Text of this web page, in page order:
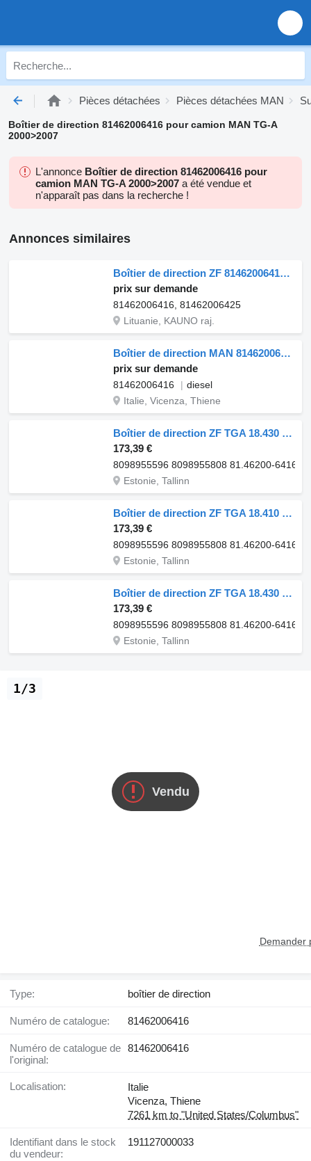
Pièces détachées Pièces détachées MAN
Boîtier de direction 81462006416 pour camion MAN TG-A
2000>2007
L'annonce Boîtier de direction 81462006416 pour
camion MAN TG-A 2000>2007 a été vendue et
n'apparaît pas dans la recherche !
Annonces similaires
Boîtier de direction ZF 81462006416 pour tracteur routier MAN TGA TGX
prix sur demande
81462006416, 81462006425
Lituanie, KAUNO raj.
Boîtier de direction MAN 81462006416 pour camion MAN TGX
prix sur demande
81462006416
diesel
Italie, Vicenza, Thiene
Boîtier de direction ZF TGA 18.430 (01.00-) 8098955596 pour tracteur routier MAN 4-series, TGA (1993-2009)
173,39 €
8098955596 8098955808 81.46200-6416
Estonie, Tallinn
Boîtier de direction ZF TGA 18.410 (01.00-) 8098955596 pour tracteur routier MAN 4-series, TGA (1993-2009)
173,39 €
8098955596 8098955808 81.46200-6416
Estonie, Tallinn
Boîtier de direction ZF TGA 18.430 (01.00-) 8098955596 pour tracteur routier MAN 4-series, TGA (1993-2009)
173,39 €
8098955596 8098955808 81.46200-6416
Estonie, Tallinn
Vendu
Demander
1/3
Type: boîtier de direction
Numéro de catalogue: 81462006416
Numéro de catalogue de
l'original:
81462006416
Localisation:
Italie
Vicenza, Thiene
7261 km to "United States/Columbus"
Identifiant dans le stock
du vendeur:
191127000033